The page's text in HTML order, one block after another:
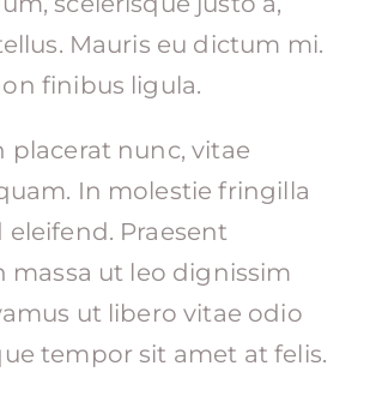
Mauris eu dictum mi.
finibus ligula.
placerat nunc, vitae
In molestie fringilla
eleifend. Praesent
massa ut leo dignissim
ut libero vitae odio
tempor sit amet at felis.